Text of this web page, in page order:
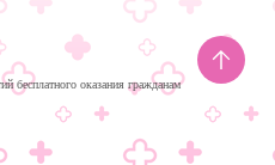
бесплатного оказания гражданам